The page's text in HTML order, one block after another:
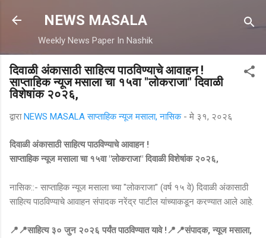
मुख्य सामग्रीवर वगळा
NEWS MASALA
Weekly News Paper In Nashik
दिवाळी अंकासाठी साहित्य पाठविण्याचे आवाहन !
साप्ताहिक न्यूज मसाला चा १५वा "लोकराजा" दिवाळी
विशेषांक २०२६,
द्वाराNEWS MASALA साप्ताहिक न्यूज मसाला, नासिक - मे ३१, २०२६
दिवाळी अंकासाठी साहित्य पाठविण्याचे आवाहन !
साप्ताहिक न्यूज मसाला चा १५वा "लोकराजा" दिवाळी विशेषांक २०२६,
नासिक::- साप्ताहिक न्यूज मसाला च्या "लोकराजा" (वर्ष १५ वे) दिवाळी अंकासाठी
साहित्य पाठविण्याचे आवाहन संपादक नरेंद्र पाटील यांच्याकडून करण्यात आले आहे.
📍📍साहित्य ३० जुन २०२६ पर्यंत पाठविण्यात यावे !📍📍संपादक, न्यूज मसाला,